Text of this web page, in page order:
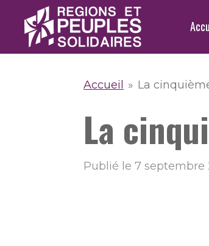
Passer
contenu
Accueil » La
La
Publié le 7 septembre